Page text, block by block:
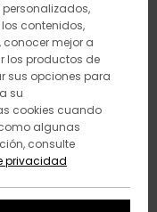
contenidos,
mejor a
los productos de
sus opciones para
su
cookies cuando
algunas
consulte
privacidad